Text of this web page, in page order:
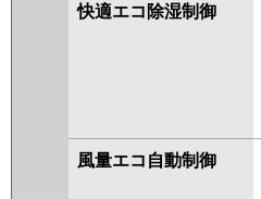
快適エコ除湿制御
風量エコ自動制御